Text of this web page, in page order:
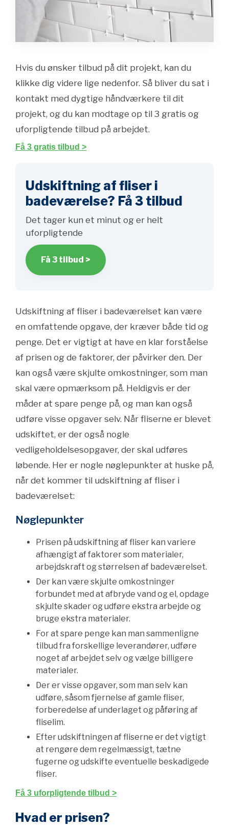
Hvis du ønsker tilbud på dit projekt, kan du
klikke dig videre lige nedenfor. Så bliver du sat i
kontakt med dygtige håndværkere til dit
projekt, og du kan modtage op til 3 gratis og
uforpligtende tilbud på arbejdet.
Få 3 gratis tilbud >
Udskiftning af fliser i
badeværelse? Få 3 tilbud
Det tager kun et minut og er helt
uforpligtende
Få 3 tilbud >
Udskiftning af fliser i badeværelset kan være
en omfattende opgave, der kræver både tid og
penge. Det er vigtigt at have en klar forståelse
af prisen og de faktorer, der påvirker den. Der
kan også være skjulte omkostninger, som man
skal være opmærksom på. Heldigvis er der
måder at spare penge på, og man kan også
udføre visse opgaver selv. Når fliserne er blevet
udskiftet, er der også nogle
vedligeholdelsesopgaver, der skal udføres
løbende. Her er nogle nøglepunkter at huske på,
når det kommer til udskiftning af fliser i
badeværelset:
Nøglepunkter
Prisen på udskiftning af fliser kan variere
afhængigt af faktorer som materialer,
arbejdskraft og størrelsen af badeværelset.
Der kan være skjulte omkostninger
forbundet med at afbryde vand og el, opdage
skjulte skader og udføre ekstra arbejde og
bruge ekstra materialer.
For at spare penge kan man sammenligne
tilbud fra forskellige leverandører, udføre
noget af arbejdet selv og vælge billigere
materialer.
Der er visse opgaver, som man selv kan
udføre, såsom fjernelse af gamle fliser,
forberedelse af underlaget og påføring af
fliselim.
Efter udskiftningen af fliserne er det vigtigt
at rengøre dem regelmæssigt, tætne
fugerne og udskifte eventuelle beskadigede
fliser.
Få 3 uforpligtende tilbud >
Hvad er prisen?